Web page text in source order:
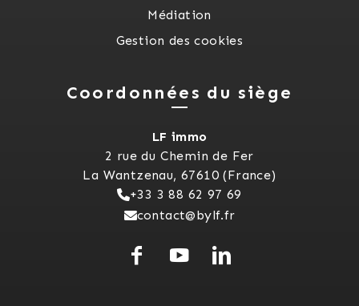
Médiation
Gestion des cookies
Coordonnées du siège
LF immo
2 rue du Chemin de Fer
La Wantzenau, 67610 (France)
+33 3 88 62 97 69
contact@bylf.fr